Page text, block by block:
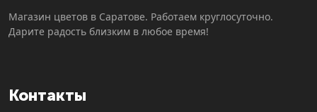
Магазин цветов в Саратове. Работаем круглосуточно.
Дарите радость близким в любое время!
Контакты